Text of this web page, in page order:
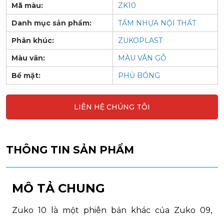
Mã màu:
ZK10
Danh mục sản phẩm:
TẤM NHỰA NỘI THẤT
Phân khúc:
ZUKOPLAST
Màu vân:
MÀU VÂN GỖ
Bề mặt:
PHỦ BÓNG
LIÊN HỆ CHÚNG TÔI
THÔNG TIN SẢN PHẨM
MÔ TẢ CHUNG
Zuko 10 là một phiên bản khác của Zuko 09,